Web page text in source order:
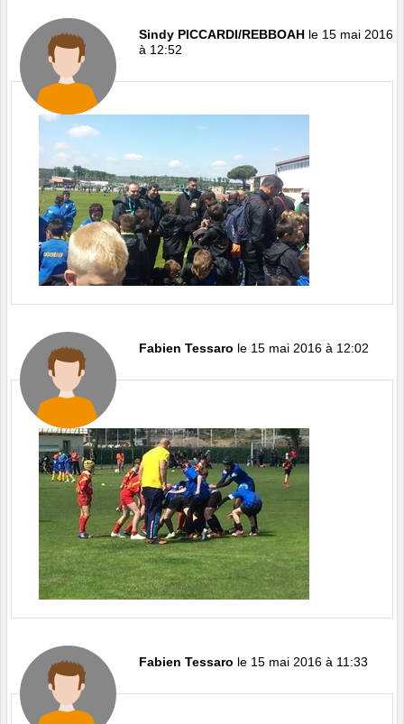
Sindy PICCARDI/REBBOAH le 15 mai 2016
à 12:52
Fabien Tessaro le 15 mai 2016 à 12:02
Fabien Tessaro le 15 mai 2016 à 11:33